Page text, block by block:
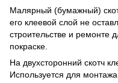
Малярный (бумажный)
его клеевой слой не
строительстве и ремонте
покраске.
На двухсторонний скотч
Используется для